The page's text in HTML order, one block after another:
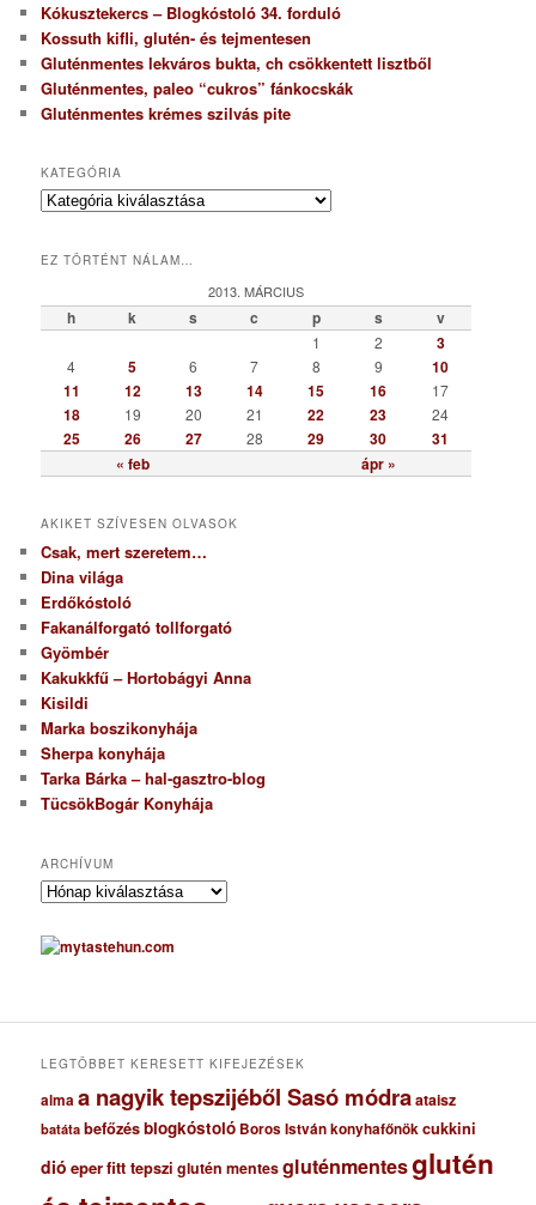
Kókusztekercs – Blogkóstoló 34. forduló
Kossuth kifli, glutén- és tejmentesen
Gluténmentes lekváros bukta, ch csökkentett lisztből
Gluténmentes, paleo “cukros” fánkocskák
Gluténmentes krémes szilvás pite
KATEGÓRIA
K
e
ó
r
EZ TÖRTÉNT NÁLAM…
2013. MÁRCIUS
h k s c p s v
« feb ápr »
1 2 3
4 5 6 7 8 9
10
11
12 13 14 15 16 17
18 19 20 21 22 23 24
25 26 27 28 29 30 31
AKIKET SZÍVESEN OLVASOK
Csak, mert szeretem…
Dina világa
Erdőkóstoló
Fakanálforgató tollforgató
Gyömbér
Kakukkfű – Hortobágyi Anna
Kisildi
Marka boszikonyhája
Sherpa konyhája
Tarka Bárka – hal-gasztro-blog
TücsökBogár Konyhája
ARCHÍVUM
A
c
h
u
LEGTÖBBET KERESETT KIFEJEZÉSEK
almaa nagyik tepszijéből Sasó módraataisz
batáta befőzésblogkóstoló Boros István konyhafőnökcukkini
dió eperfitt tepszi glutén mentesgluténmentesglutén